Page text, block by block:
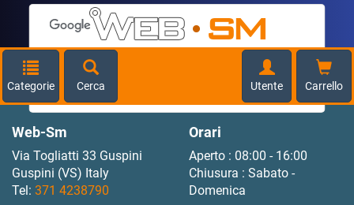
Categorie Cerca Utente Carrello
Web-Sm
Via Togliatti 33 Guspini
Guspini (VS) Italy
Tel: 371 4238790
Orari
Aperto : 08:00 - 16:00
Chiusura : Sabato -
Domenica
This page can't load Google Maps correctly.
Do you own this website? OK